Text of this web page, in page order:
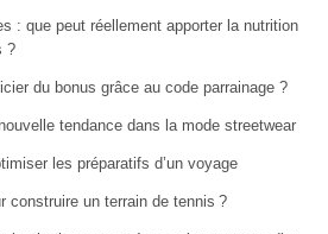
: que peut réellement apporter la nutrition
?
du bonus grâce au code parrainage ?
tendance dans la mode streetwear
les préparatifs d’un voyage
construire un terrain de tennis ?